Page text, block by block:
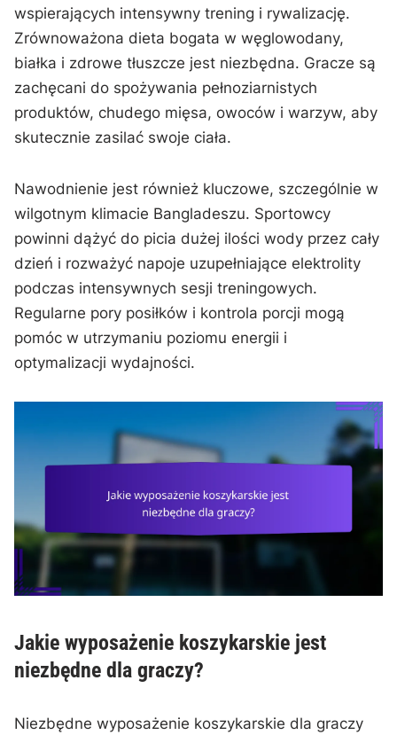
wspierających intensywny trening i rywalizację.
Zrównoważona dieta bogata w węglowodany,
białka i zdrowe tłuszcze jest niezbędna. Gracze są
zachęcani do spożywania pełnoziarnistych
produktów, chudego mięsa, owoców i warzyw, aby
skutecznie zasilać swoje ciała.
Nawodnienie jest również kluczowe, szczególnie w
wilgotnym klimacie Bangladeszu. Sportowcy
powinni dążyć do picia dużej ilości wody przez cały
dzień i rozważyć napoje uzupełniające elektrolity
podczas intensywnych sesji treningowych.
Regularne pory posiłków i kontrola porcji mogą
pomóc w utrzymaniu poziomu energii i
optymalizacji wydajności.
Jakie wyposażenie koszykarskie jest
niezbędne dla graczy?
Niezbędne wyposażenie koszykarskie dla graczy